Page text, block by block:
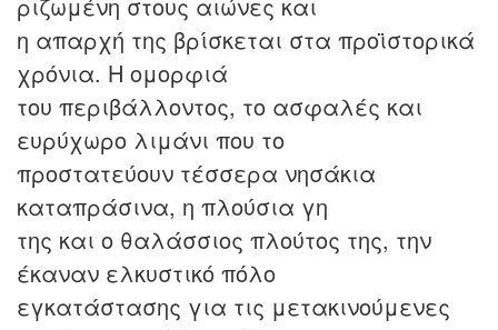
η απαρχή της βρίσκεται στα προϊστορικά
χρόνια. Η ομορφιά
του περιβάλλοντος, το ασφαλές και
ευρύχωρο λιμάνι που το
προστατεύουν τέσσερα νησάκια
καταπράσινα, η πλούσια γη
της και ο θαλάσσιος πλούτος της, την
έκαναν ελκυστικό πόλο
εγκατάστασης για τις μετακινούμενες